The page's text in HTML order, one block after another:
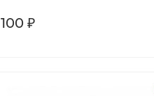
100 ₽